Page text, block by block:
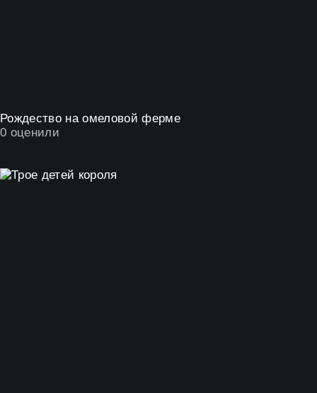
Рождество на омеловой ферме
0 оценили